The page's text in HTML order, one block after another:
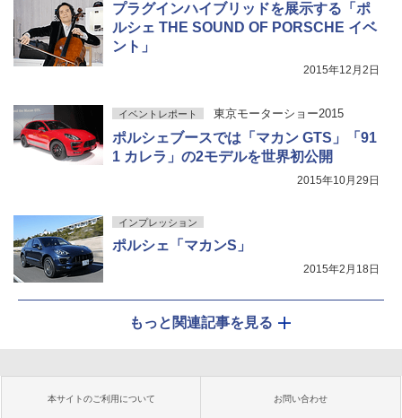
プラグインハイブリッドを展示する「ポ
ルシェ THE SOUND OF PORSCHE イベ
ント」
2015年12月2日
イベントレポート 東京モーターショー2015
ポルシェブースでは「マカン GTS」「91
1 カレラ」の2モデルを世界初公開
2015年10月29日
インプレッション
ポルシェ「マカンS」
2015年2月18日
もっと関連記事を見る
本サイトのご利用について お問い合わせ